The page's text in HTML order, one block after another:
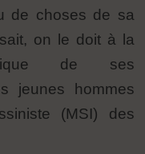
de choses de sa
on le doit à la
de ses
jeunes hommes
(MSI) des